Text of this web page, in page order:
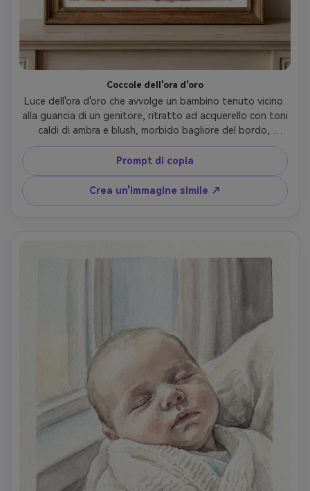
Coccole dell'ora d'oro
Luce dell'ora d'oro che avvolge un bambino tenuto vicino
alla guancia di un genitore, ritratto ad acquerello con toni
caldi di ambra e blush, morbido bagliore del bordo,
sfondo sciolto in lavaggi sciolti, occhi e bocca dettagliati,
sottili fiori di pigmento, cornice intima, umore sincero
come una foto di anniversario incorniciata, obiettivo da
85 mm, profondità di campo bassa-AR 4:5
Prompt di copia
Crea un'immagine simile ↗